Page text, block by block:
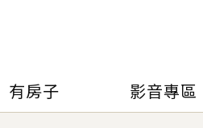
有房子 影音專區